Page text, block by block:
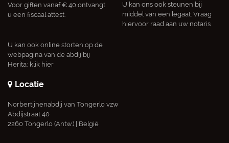
Voor giften vanaf € 40 ontvangt
u een fiscaal attest.
U kan ook online storten op de
webpagina van de abdij bij
Herita: klik hier
U kan ons ook steunen bij
middel van een legaat. Vraag
hiervoor raad aan uw notaris
Locatie
Norbertijnenabdij van Tongerlo vzw
Abdijstraat 40
2260 Tongerlo (Antw.) | België